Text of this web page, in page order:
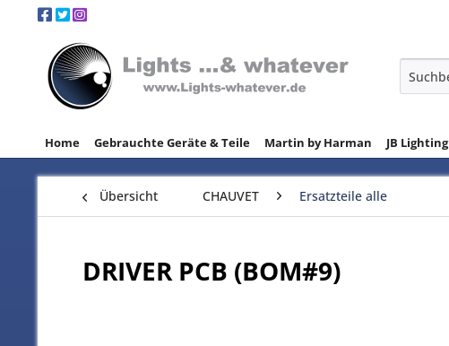
Home Gebrauchte Geräte & Teile Martin by Harman JB Lighting
Übersicht CHAUVET Ersatzteile alle
DRIVER PCB (BOM#9)